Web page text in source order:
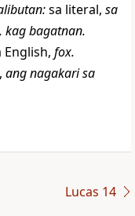
:sa literal, sa
kag bagatnan.
fox.
ang nagakari sa
Lucas 14